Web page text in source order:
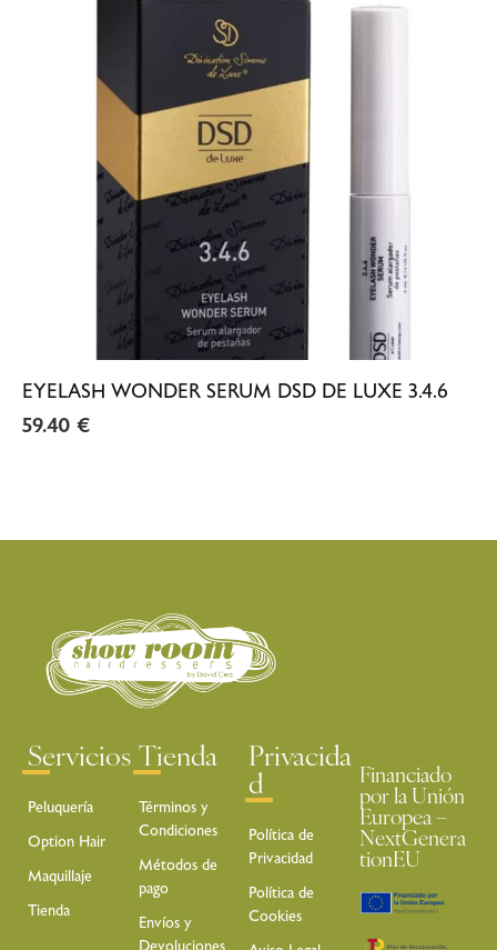
EYELASH WONDER SERUM DSD DE LUXE 3.4.6
59.40 €
Servicios
Peluquería
Option Hair
Maquillaje
Tienda
Tienda
Términos y
Condiciones
Métodos de
pago
Envíos y
Privacida
d
Política de
Privacidad
Política de
Cookies
Financiado
por la Unión
Europea –
NextGenera
tionEU